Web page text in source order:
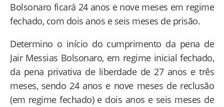
Bolsonaro ficará 24 anos e nove meses em regime
fechado, com dois anos e seis meses de prisão.
Determino o início do cumprimento da pena de
Jair Messias Bolsonaro, em regime inicial fechado,
da pena privativa de liberdade de 27 anos e três
meses, sendo 24 anos e nove meses de reclusão
(em regime fechado) e dois anos e seis meses de